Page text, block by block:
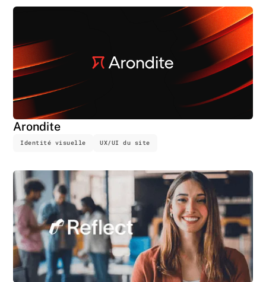
Arondite
Identité visuelle UX/UI du site